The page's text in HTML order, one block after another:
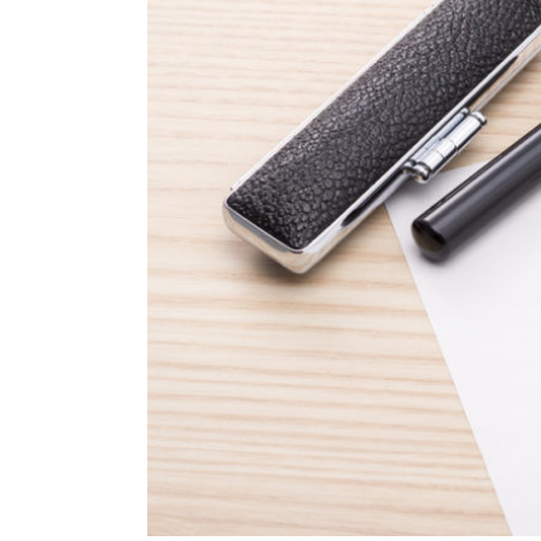
結婚指輪
パーフェクト
セットリング